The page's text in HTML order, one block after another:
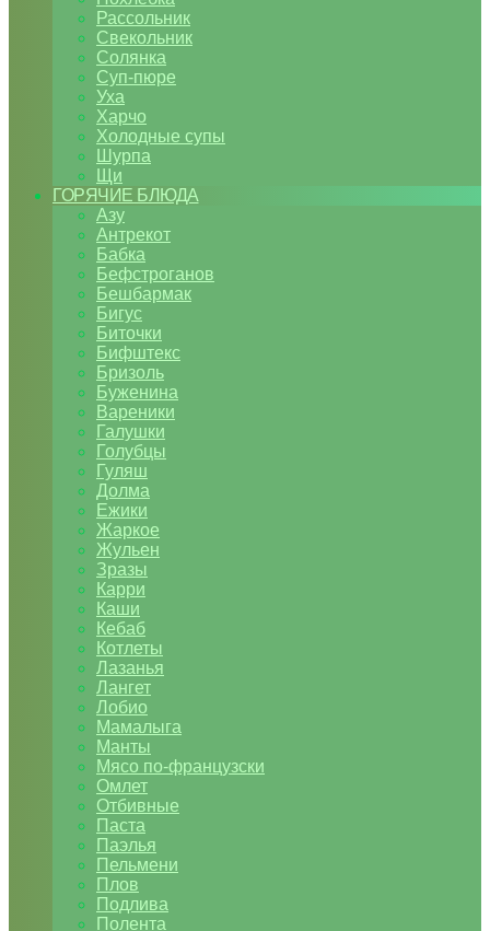
Рассольник
Свекольник
Солянка
Суп-пюре
Уха
Харчо
Холодные супы
Шурпа
Щи
ГОРЯЧИЕ БЛЮДА
Азу
Антрекот
Бабка
Бефстроганов
Бешбармак
Бигус
Биточки
Бифштекс
Бризоль
Буженина
Вареники
Галушки
Голубцы
Гуляш
Долма
Ежики
Жаркое
Жульен
Зразы
Карри
Каши
Кебаб
Котлеты
Лазанья
Лангет
Лобио
Мамалыга
Манты
Мясо по-французски
Омлет
Отбивные
Паста
Паэлья
Пельмени
Плов
Подлива
Полента